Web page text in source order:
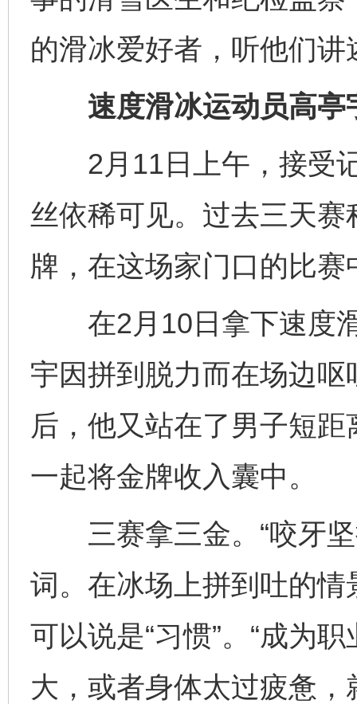
的滑冰爱好者，听他们
速度滑冰运动员高亭
2月11日上午，接受记
丝依稀可见。过去三天
牌，在这场家门口的比赛
在2月10日拿下速度滑
宇因拼到脱力而在场边
后，他又站在了男子短
一起将金牌收入囊中。
三赛拿三金。“咬牙坚
词。在冰场上拼到吐的
可以说是“习惯”。“成为
大，或者身体太过疲惫